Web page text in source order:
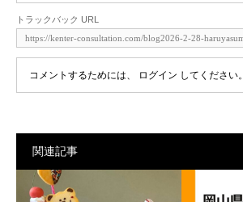
トラックバック URL
コメントするためには、 ログイン してください。
関連記事